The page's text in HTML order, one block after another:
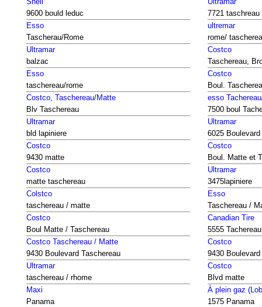
9600 bould leduc
7721 taschreau
Esso
Tascherau/Rome
ultremar
rome/
Ultramar
balzac
Costco
Taschereau,
Esso
taschereau/rome
Costco
Boul.
Costco, Taschereau/Matte
Blv Taschereau
esso
7500 boul
Ultramar
bld lapiniere
Ultramar
6025
Costco
9430 matte
Costco
Boul. Matte et
Costco
matte taschereau
Ultramar
3475lapiniere
Colstco
taschereau / matte
Esso
Taschereau /
Costco
Boul Matte / Taschereau
Canadian Tire
5555 Tachereau
Costco Taschereau / Matte
9430 Boulevard Taschereau
Costco
9430
Ultramar
taschereau / rhome
Costco
Blvd matte
Maxi
Panama
À plein gaz
1575 Panama